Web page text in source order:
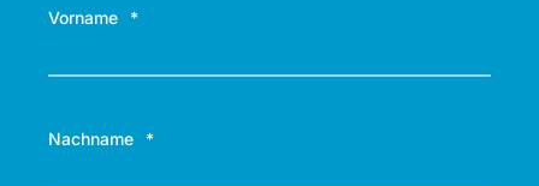
Vorname *
Nachname *